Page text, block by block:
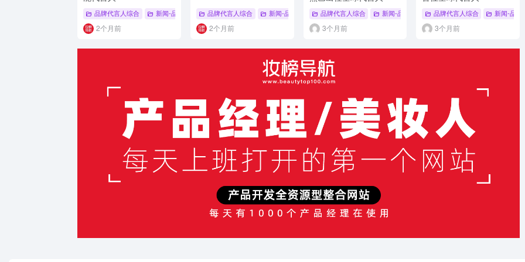
品牌代言人综合 新闻-品牌代言人 # 品牌代言人 # 清扬 # 去屑洗发水
2个月前
品牌代言人综合 新闻-品牌代言人 # 品牌代言人 # 夸迪 # 抗老
2个月前
品牌代言人综合 新闻-品牌代言人
3个月前
品牌代言人综合 新闻-品牌
3个月前